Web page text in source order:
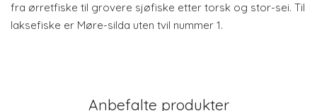
fra ørretfiske til grovere sjøfiske etter torsk og stor-sei. Til
laksefiske er Møre-silda uten tvil nummer 1.
Anbefalte produkter